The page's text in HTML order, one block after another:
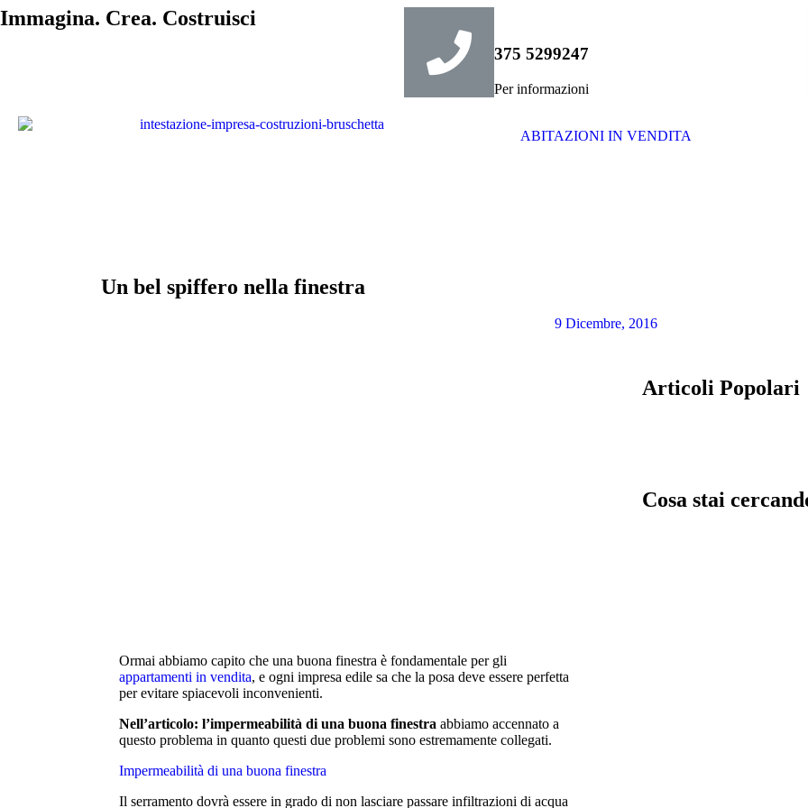
Immagina. Crea. Costruisci
375 5299247
Per informazioni
ABITAZIONI IN VENDITA
Un bel spiffero nella finestra
9 Dicembre, 2016
Ormai abbiamo capito che una buona finestra è fondamentale per gli
appartamenti in vendita, e ogni impresa edile sa che la posa deve essere perfetta
per evitare spiacevoli inconvenienti.
Nell’articolo: l’impermeabilità di una buona finestra abbiamo accennato a
questo problema in quanto questi due problemi sono estremamente collegati.
Impermeabilità di una buona finestra
Il serramento dovrà essere in grado di non lasciare passare infiltrazioni di acqua
Articoli Popolari
Cosa stai